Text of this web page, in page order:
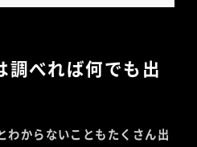
調べれば何でも出
わからないこともたくさん出